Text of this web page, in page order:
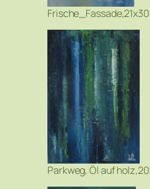
Parkweg, Öl auf